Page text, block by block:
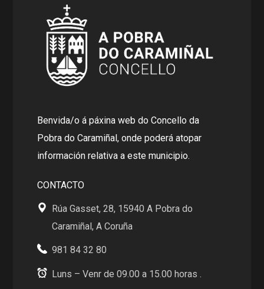
Benvida/o á páxina web do Concello da
Pobra do Caramiñal, onde poderá atopar
información relativa a este municipio.
CONTACTO
Rúa Gasset, 28, 15940 A Pobra do
Caramiñal, A Coruña
981 84 32 80
Luns – Venr de 09.00 a 15.00 horas .